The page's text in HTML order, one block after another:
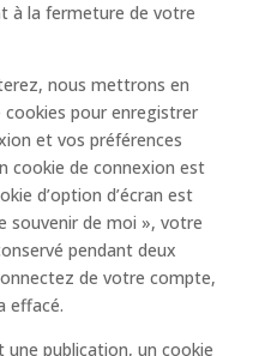
à la fermeture de votre
nous mettrons en
pour enregistrer
et vos préférences
cookie de connexion est
d’option d’écran est
souvenir de moi », votre
pendant deux
de votre compte,
effacé.
publication, un cookie